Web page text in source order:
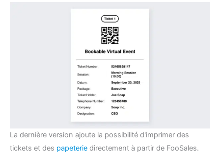
La dernière version ajoute la possibilité d'imprimer des
tickets et des papeterie directement à partir de FooSales.